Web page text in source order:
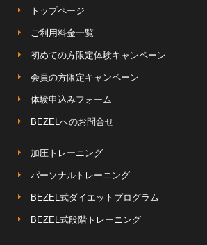
トップページ
ご利用料金一覧
初めての方限定体験キャンペーン
会員の方限定キャンペーン
体験申込みフォーム
BEZELへのお問合せ
加圧トレーニング
パーソナルトレーニング
BEZEL式ダイエットプログラム
BEZEL式段階トレーニング